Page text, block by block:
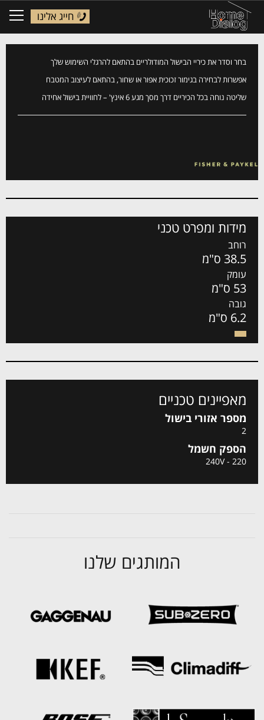
חייג אלינו
בחר וסדר את כיריי הבישול המודולריים בהתאם להרגלי השימוש שלך
אפשרות לבחירה בגימור זכוכית אפור או שחור, בהתאם לעיצוב המטבח
שליטה נוחה בכל הכיריים דרך מסך מגע 6 אינץ' – לחוויית בישול אחידה
מידות ומפרט טכני
רוחב
38.5 ס"מ
עומק
53 ס"מ
גובה
6.2 ס"מ
מאפיינים טכניים
מספר אזורי בישול
2
הספק חשמל
220 - 240V
המותגים שלנו